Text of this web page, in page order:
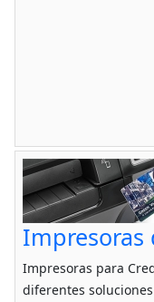
Impresoras
Impresoras para
diferentes